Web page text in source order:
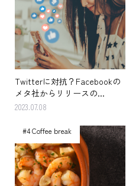
Twitterに対抗？Facebookの
メタ社からリリースの...
2023.07.08
#4 Coffee break